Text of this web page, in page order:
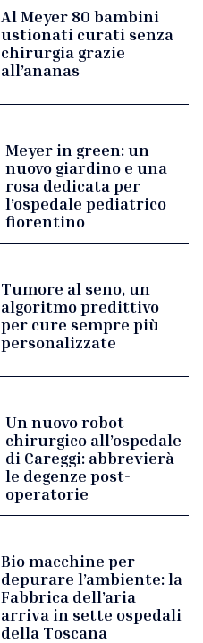
Al Meyer 80 bambini
ustionati curati senza
chirurgia grazie
all’ananas
Meyer in green: un
nuovo giardino e una
rosa dedicata per
l’ospedale pediatrico
fiorentino
Tumore al seno, un
algoritmo predittivo
per cure sempre più
personalizzate
Un nuovo robot
chirurgico all’ospedale
di Careggi: abbrevierà
le degenze post-
operatorie
Bio macchine per
depurare l’ambiente: la
Fabbrica dell’aria
arriva in sette ospedali
della Toscana